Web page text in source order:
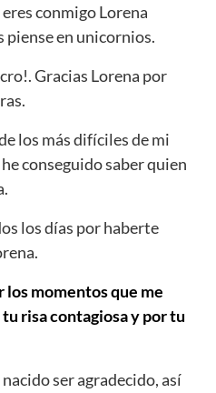
conmigo Lorena
piense en unicornios.
Gracias Lorena por
los más difíciles de mi
conseguido saber quien
los días por haberte
los momentos que me
risa contagiosa y por tu
ser agradecido, así